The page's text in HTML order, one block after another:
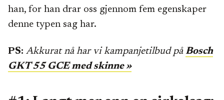
han, for han drar oss gjennom fem egenskaper
denne typen sag har.
PS: Akkurat nå har vi kampanjetilbud på Bosch
GKT 55 GCE med skinne »